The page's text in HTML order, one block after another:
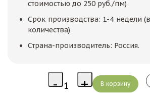
стоимостью до 250 руб./пм)
Срок производства: 1-4 недели
количества)
Страна-производитель: Россия.